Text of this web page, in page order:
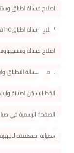
اصلاح غسالة اطباق
اصلاح غسالة اطباق10افراد وستنجهاوس
اصلاح غسالة
اعطال غسالة الاطباق
الخط الساخن لصيانة
الصفحة الرسمیة في
الصيانة المعتمده